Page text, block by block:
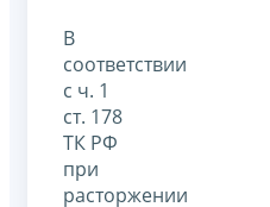
В
соответствии
с ч. 1
ст. 178
ТК РФ
при
расторжении